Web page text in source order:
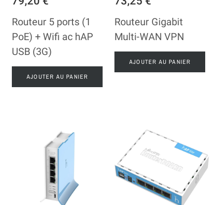
Routeur 5 ports (1
PoE) + Wifi ac hAP
USB (3G)
AJOUTER AU PANIER
Routeur Gigabit
Multi-WAN VPN
AJOUTER AU PANIER